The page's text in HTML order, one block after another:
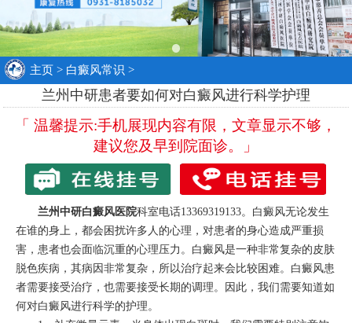
主页 > 白癜风常识 >
兰州中研患者要如何对白癜风进行科学护理
「 温馨提示:手机展现内容有限，文章显示不够，
建议您及早到院面诊。」
兰州中研白癜风医院科室电话13369319133。白癜风无论发生
在谁的身上，都会困扰许多人的心理，对患者的身心造成严重损
害，患者也会面临沉重的心理压力。白癜风是一种非常复杂的皮肤
脱色疾病，其病因非常复杂，所以治疗起来会比较困难。白癜风患
者需要接受治疗，也需要接受长期的调理。因此，我们需要知道如
何对白癜风进行科学的护理。